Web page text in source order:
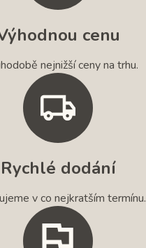
cenu
nejnižší ceny na trhu.
Rychlé dodání
v co nejkratším termínu.